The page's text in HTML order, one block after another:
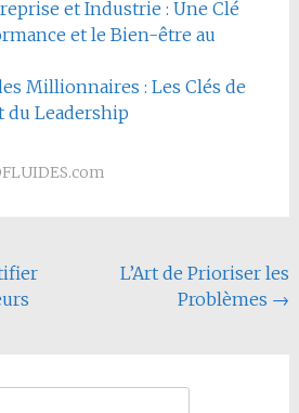
et Industrie : Une Clé
et le Bien-être au
Millionnaires : Les Clés de
du Leadership
L’Art de Prioriser les
Problèmes →